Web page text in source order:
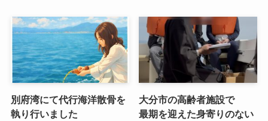
別府湾にて代行海洋散骨を​
執り​行いました
大分市の​高齢者施設で​
最期を​迎えた​身寄りの​ない​